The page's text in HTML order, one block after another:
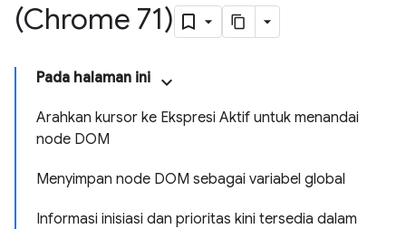
(Chrome 71)
Pada halaman ini
Arahkan kursor ke Ekspresi Aktif untuk menandai
node DOM
Menyimpan node DOM sebagai variabel global
Informasi inisiasi dan prioritas kini tersedia dalam